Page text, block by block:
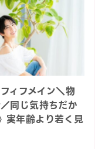
ィフメイン＼物
同じ気持ちだか
実年齢より若く見